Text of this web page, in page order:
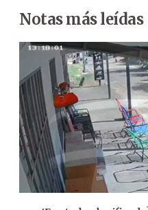
Notas más leídas